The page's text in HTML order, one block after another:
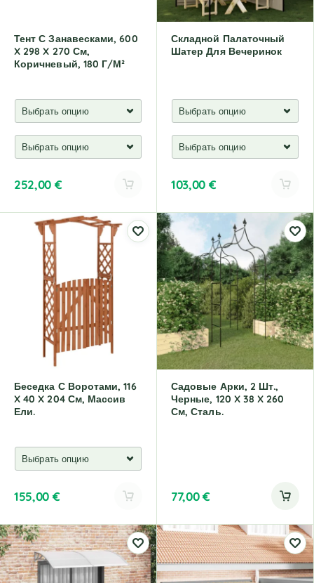
e
:
Тент С Занавесками, 600
X 298 X 270 См,
Коричневый, 180 Г/м²
252,00 €
Складной Палаточный
Шатер Для Вечеринок
103,00 €
l
t
e
r
n
a
t
i
v
e
:
Беседка С Воротами, 116
X 40 X 204 См, Массив
Ели.
155,00 €
l
t
e
r
Садовые Арки, 2 Шт.,
Черные, 120 X 38 X 260
См, Сталь.
77,00€